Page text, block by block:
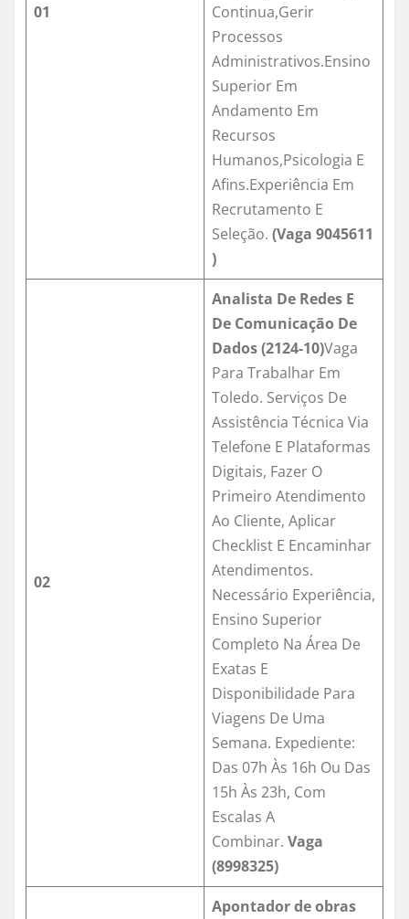
01
Continua,Gerir
Processos
Administrativos.Ensino
Superior Em
Andamento Em
Recursos
Humanos,Psicologia E
Afins.Experiência Em
Recrutamento E
Seleção. (Vaga 9045611
)
02
Analista De Redes E
De Comunicação De
Dados(2124-10)Vaga
Para Trabalhar Em
Toledo. Serviços De
Assistência Técnica Via
Telefone E Plataformas
Digitais, Fazer O
Primeiro Atendimento
Ao Cliente, Aplicar
Checklist E Encaminhar
Atendimentos.
Necessário Experiência,
Ensino Superior
Completo Na Área De
Exatas E
Disponibilidade Para
Viagens De Uma
Semana. Expediente:
Das 07h Às 16h Ou Das
15h Às 23h, Com
Escalas A
Combinar. Vaga
(8998325)
Apontador de obras